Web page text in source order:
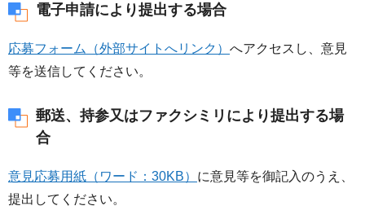
電子申請により提出する場合
応募フォーム（外部サイトへリンク） へアクセスし、意見
等を送信してください。
郵送、持参又はファクシミリにより提出する場
合
意見応募用紙（ワード：30KB） に意見等を御記入のうえ、
提出してください。